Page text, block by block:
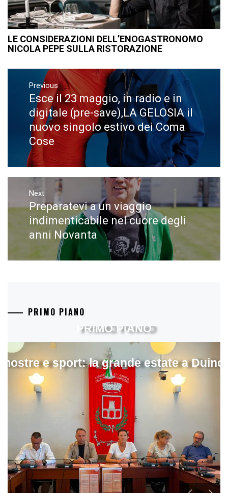
LE CONSIDERAZIONI DELL’ENOGASTRONOMO
NICOLA PEPE SULLA RISTORAZIONE
Navigazione
articoli
Previous
Previous
post:
Esce il 23 maggio, in radio e in
digitale (pre-save),LA GELOSIA il
nuovo singolo estivo dei Coma
Cose
Next
Next
post:
Preparatevi a un viaggio
indimenticabile nel cuore degli
anni Novanta
PRIMO PIANO
e sport: la grande estate a
PRIMO PIANO